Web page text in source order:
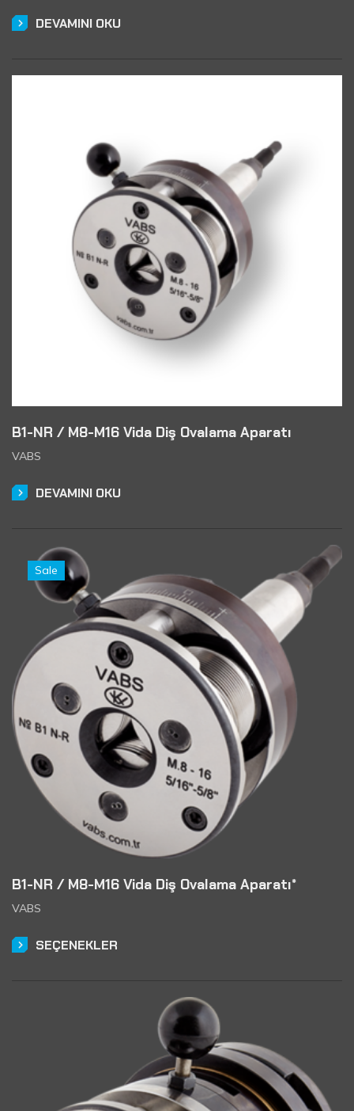
DEVAMINI OKU
B1-NR / M8-M16 Vida Diş Ovalama Aparatı
VABS
DEVAMINI OKU
Sale
B1-NR / M8-M16 Vida Diş Ovalama Aparatı*
VABS
SEÇENEKLER